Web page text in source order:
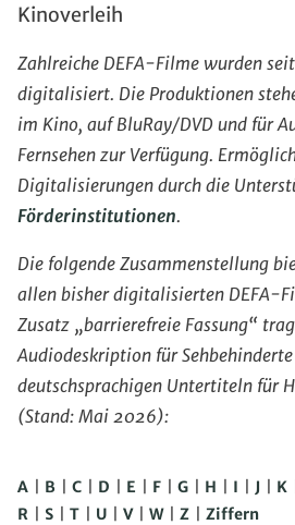
Kinoverleih
Zahlreiche DEFA-Filme wurden
digitalisiert. Die Produktionen
im Kino, auf BluRay/DVD und für
Fernsehen zur Verfügung.
Digitalisierungen durch die
Förderinstitutionen.
Die folgende Zusammenstellung
allen bisher digitalisierten DEFA-
Zusatz „barrierefreie Fassung“
Audiodeskription für
deutschsprachigen Untertiteln für
(Stand: Mai 2026):
A B C D E F G H I J K
R
S T U V W Z Ziffern